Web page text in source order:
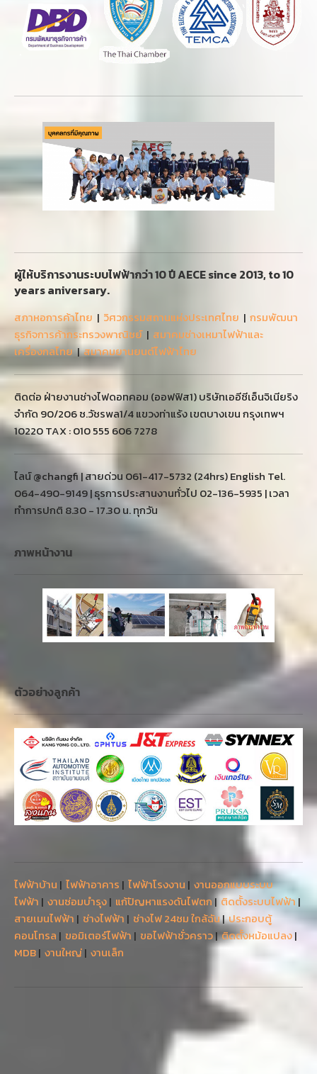
ผู้ให้บริการงานระบบไฟฟ้ากว่า 10 ปี AECE since 2013, to 10
years aniversary.
สภาหอการค้าไทย | วิศวกรรมสถานแห่งประเทศไทย | กรมพัฒนา
ธุรกิจการค้ากระทรวงพาณิชย์| สมาคมช่างเหมาไฟฟ้าและ
เครื่องกลไทย|สมาคมยานยนต์ไฟฟ้าไทย
ติดต่อ ฝ่ายงานช่างไฟดอทคอม (ออฟฟิส1) บริษัทเออีซีเอ็นจิเนียริง
จำกัด 90/206 ซ.วัชรพล1/4 แขวงท่าแร้ง เขตบางเขน กรุงเทพฯ
10220 TAX : 010 555 606 7278
ไลน์ @changfi | สายด่วน 061-417-5732 (24hrs) English Tel.
064-490-9149 | ธุรการประสานงานทั่วไป 02-136-5935 | เวลา
ทำการปกติ 8.30 - 17.30 น. ทุกวัน
ภาพหน้างาน
ตัวอย่างลูกค้า
ไฟฟ้าบ้าน | ไฟฟ้าอาคาร | ไฟฟ้าโรงงาน | งานออกแบบระบบ
ไฟฟ้า | งานซ่อมบำรุง| แก้ปัญหาแรงดันไฟตก | ติดตั้งระบบไฟฟ้า |
สายเมนไฟฟ้า | ช่างไฟฟ้า | ช่างไฟ 24ชม ใกล้ฉัน|ประกอบตู้
คอนโทรล | ขอมิเตอร์ไฟฟ้า | ขอไฟฟ้าชั่วคราว|ติดตั้งหม้อแปลง|
MDB| งานใหญ่| งานเล็ก